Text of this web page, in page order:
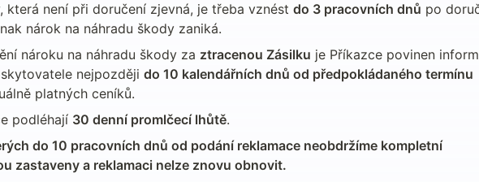
která není při doručení zjevná, je třeba vznést do 3 pracovních dnů po
nárok na náhradu škody zaniká.
nároku na náhradu škody za ztracenou Zásilku je Příkazce povinen
nejpozději do 10 kalendářních dnů od předpokládaného termínu
platných ceníků.
podléhají 30 denní promlčecí lhůtě.
do 10 pracovních dnů od podání reklamace neobdržíme kompletní
zastaveny a reklamaci nelze znovu obnovit.